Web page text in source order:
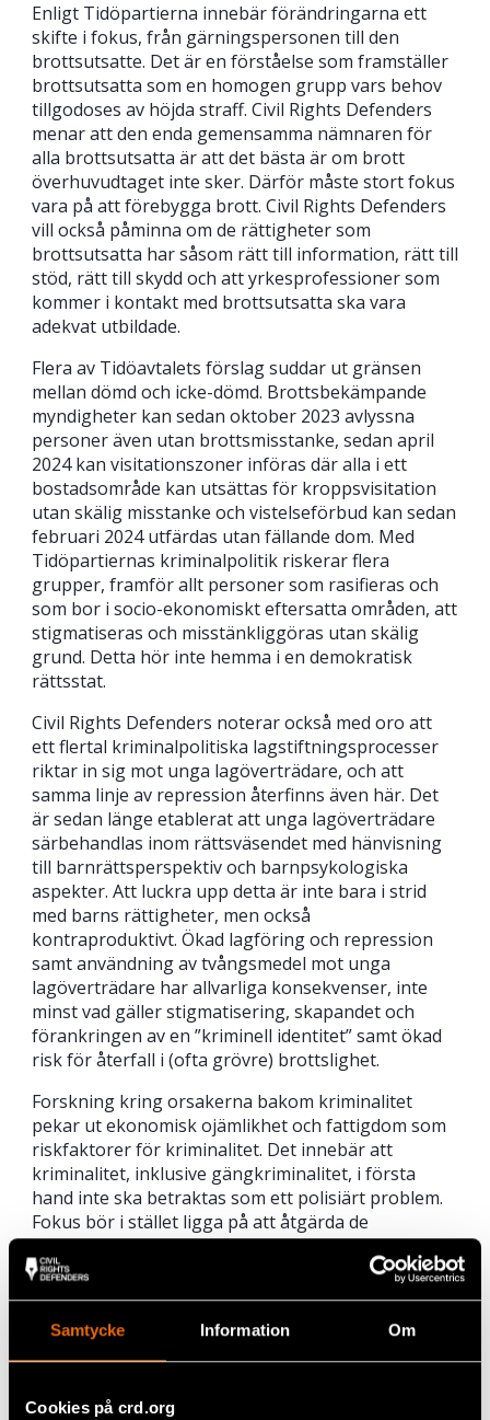
Samtycke Information Om
Cookies på crd.org
Enligt Tidöpartierna innebär förändringarna ett
skifte i fokus, från gärningspersonen till den
brottsutsatte. Det är en förståelse som ​​framställer
brottsutsatta som en homogen grupp vars behov
tillgodoses av höjda straff. Civil Rights Defenders
menar att den enda gemensamma nämnaren för
alla brottsutsatta är att det bästa är om brott
överhuvudtaget inte sker. Därför måste stort fokus
vara på att förebygga brott. Civil Rights Defenders
vill också påminna om de rättigheter som
brottsutsatta har såsom rätt till information, rätt till
stöd, rätt till skydd och att yrkesprofessioner som
kommer i kontakt med brottsutsatta ska vara
adekvat utbildade.
Flera av Tidöavtalets förslag suddar ut gränsen
mellan dömd och icke-dömd. Brottsbekämpande
myndigheter kan sedan oktober 2023 avlyssna
personer även utan brottsmisstanke, sedan april
2024 kan visitationszoner införas där alla i ett
bostadsområde kan utsättas för kroppsvisitation
utan skälig misstanke och vistelseförbud kan sedan
februari 2024 utfärdas utan fällande dom. Med
Tidöpartiernas kriminalpolitik riskerar flera
grupper, framför allt personer som rasifieras och
som bor i socio-ekonomiskt eftersatta områden, att
stigmatiseras och misstänkliggöras utan skälig
grund. Detta hör inte hemma i en demokratisk
rättsstat.
Civil Rights Defenders noterar också med oro att
ett flertal kriminalpolitiska lagstiftningsprocesser
riktar in sig mot unga lagöverträdare, och att
samma linje av repression återfinns även här. Det
är sedan länge etablerat att unga lagöverträdare
särbehandlas inom rättsväsendet med hänvisning
till barnrättsperspektiv och barnpsykologiska
aspekter. Att luckra upp detta är inte bara i strid
med barns rättigheter, men också
kontraproduktivt. Ökad lagföring och repression
samt användning av tvångsmedel mot unga
lagöverträdare har allvarliga konsekvenser, inte
minst vad gäller stigmatisering, skapandet och
förankringen av en ”kriminell identitet” samt ökad
risk för återfall i (ofta grövre) brottslighet.
Forskning kring orsakerna bakom kriminalitet
pekar ut ekonomisk ojämlikhet och fattigdom som
riskfaktorer för kriminalitet. Det innebär att
kriminalitet, inklusive gängkriminalitet, i första
hand inte ska betraktas som ett polisiärt problem.
Fokus bör i stället ligga på att åtgärda de
strukturella, sociala och ekonomiska
riskfaktorerna. Tidöpartiernas brottsförebyggande
arbete verkar dock främst handla om den
avskräckande effekten som skärpta straff ska
innebära samt den s.k. inkapaciteringseffekten, där
den frihetsberövade helt enkelt inte har möjlighet
ingen brottsreducerande effekt – särskilt i det